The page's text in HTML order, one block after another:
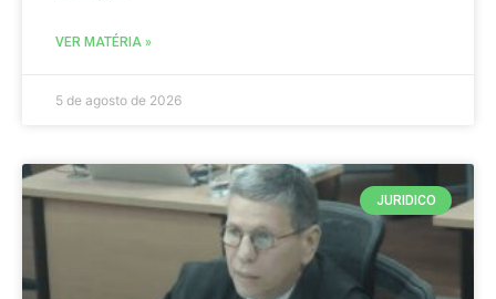
VER MATÉRIA »
5 de agosto de 2026
JURIDICO